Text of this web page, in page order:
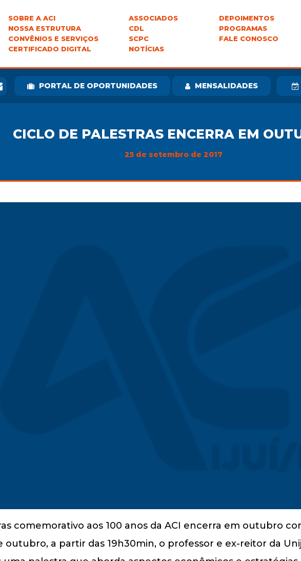
SOBRE A ACI
NOSSA ESTRUTURA
CONVÊNIOS E SERVIÇOS
CERTIFICADO DIGITAL
ASSOCIADOS
CDL
SCPC
NOTÍCIAS
DEPOIMENTOS
PROGRAMAS
FALE CONOSCO
PORTAL DE OPORTUNIDADES MENSALIDADES
CICLO DE PALESTRAS ENCERRA EM
25 de setembro de 2017
comemorativo aos 100 anos da ACI encerra em outubro
outubro, a partir das 19h30min, o professor e ex-reitor da